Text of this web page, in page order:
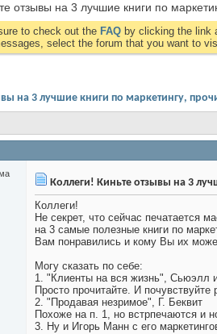
отзывы на 3 лучшие книги по
to check out the FAQ by clicking the link
select the forum that you want to
на 3 лучшие книги по маркетингу,
Коллеги! Киньте отзывы на 3
Коллеги!
Не секрет, что сейчас печатается
на 3 самые полезные книги по
Вам понравились и кому Вы их
Могу сказать по себе:
1. "Клиенты на вся жизнь", Сьюэлл
Просто прочитайте. И
2. "Продавая незримое", Г. Беквит
Похоже на п. 1, но встрпечаются и
3. Ну и Игорь Манн с его